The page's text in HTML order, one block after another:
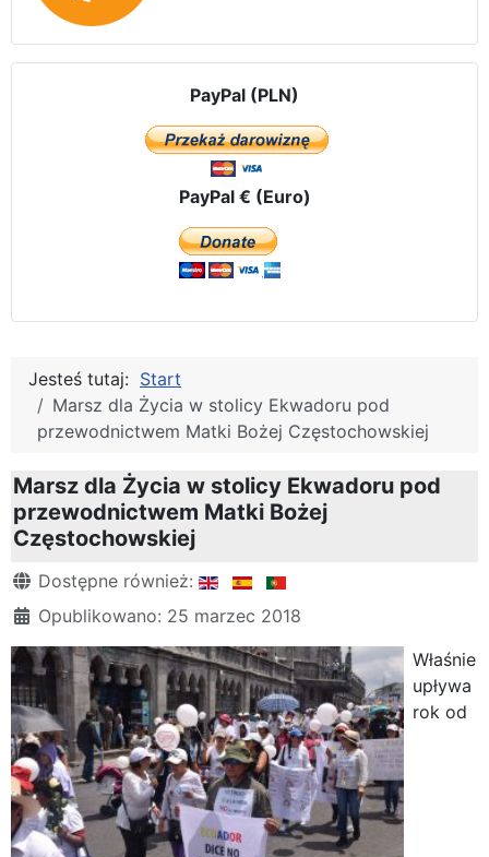
PayPal (PLN)
PayPal € (Euro)
Jesteś tutaj: Start
Marsz dla Życia w stolicy Ekwadoru pod
przewodnictwem Matki Bożej Częstochowskiej
Marsz dla Życia w stolicy Ekwadoru pod
przewodnictwem Matki Bożej
Częstochowskiej
Szczegóły
Dostępne również:
Opublikowano: 25 marzec 2018
Właśnie
upływa
rok od